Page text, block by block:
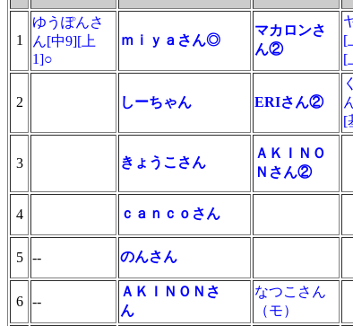
1
ゆうぽんさ
ん[中9][上
1]○
ｍｉｙａさん◎
マカロンさ
ん②
[
[
2 しーちゃん ERIさん②
[
3 きょうこさん
ＡＫＩＮＯ
Ｎさん②
4 ｃａｎｃｏさん
5 -- のんさん
6 --
ＡＫＩＮＯＮさ
ん
なつこさん
（モ）